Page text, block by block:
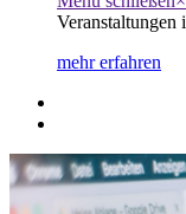
Veranstaltungen
mehr erfahren